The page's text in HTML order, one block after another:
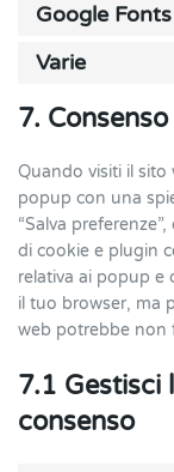
Google Fonts
Varie
7. Consenso
Quando visiti il
popup con una
“Salva
di cookie e plugin
relativa ai popup e
il tuo browser, ma
web potrebbe non
7.1 Gestisci
consenso